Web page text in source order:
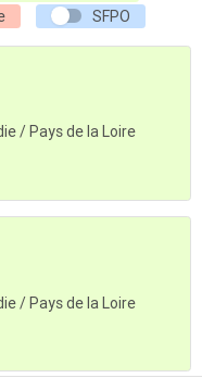
SFPO
/ Pays de la Loire
/ Pays de la Loire